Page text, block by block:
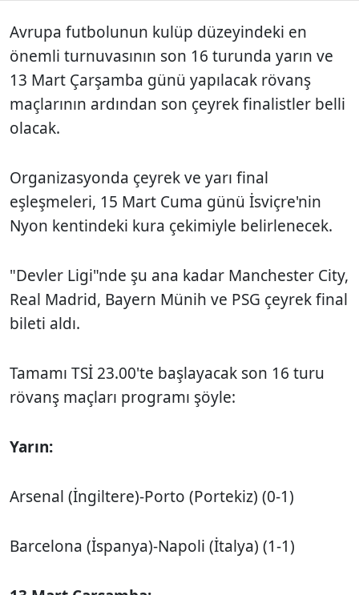
Avrupa futbolunun kulüp düzeyindeki en
önemli turnuvasının son 16 turunda yarın ve
13 Mart Çarşamba günü yapılacak rövanş
maçlarının ardından son çeyrek finalistler belli
olacak.
Organizasyonda çeyrek ve yarı final
eşleşmeleri, 15 Mart Cuma günü İsviçre'nin
Nyon kentindeki kura çekimiyle belirlenecek.
"Devler Ligi"nde şu ana kadar Manchester City,
Real Madrid, Bayern Münih ve PSG çeyrek final
bileti aldı.
Tamamı TSİ 23.00'te başlayacak son 16 turu
rövanş maçları programı şöyle:
Yarın:
Arsenal (İngiltere)-Porto (Portekiz) (0-1)
Barcelona (İspanya)-Napoli (İtalya) (1-1)